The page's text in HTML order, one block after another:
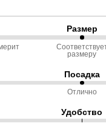
Размер
размеру
Посадка
Отлично
Удобство